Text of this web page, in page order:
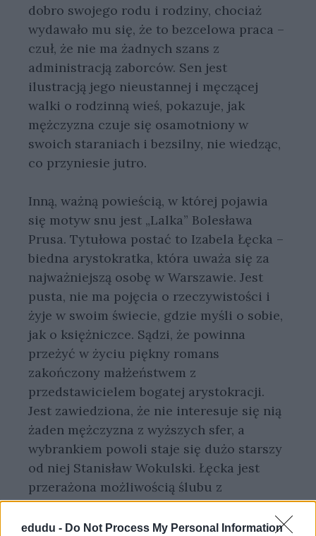
edudu - Do Not Process My Personal Information
dobro swojego rodu i rodziny, chociaż
wydawało mu się, że to bezcelowa praca –
czuł, że nie ma żadnych szans z
administracją zaborców. Sen jest
ilustracją jego nieustannej i męczącej
walki o rodzinną wieś, pokazuje, jak
mężczyzna czuje się osamotniony w
swoich staraniach i bezsilny, nie wiedząc,
co przyniesie jutro.
Inną, ważną powieścią, w której pojawia
się motyw snu jest „Lalka” Bolesława
Prusa. Tytułowa postać to Izabela Łęcka –
biedna arystokratka, która uważa się za
najważniejszą osobę w Warszawie. Jest
pusta, nie ma pojęcia o rzeczywistości i
żyje w swoim świecie, gdzie myśli o sobie,
jak o księżniczce. Sądzi, że powinna
przeżyć w życiu piękny romans
zakończony małżeństwem z
przedstawicielem bogatej arystokracji.
Jest zawiedziona, że nie interesuje się nią
żaden mężczyzna z wyższych sfer, a
wybrankiem powoli staje się dużo starszy
od niej Stanisław Wokulski. Łęcka jest
przerażona możliwością ślubu z
podstarzałym kupcem.